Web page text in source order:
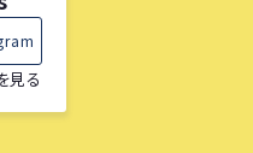
見る